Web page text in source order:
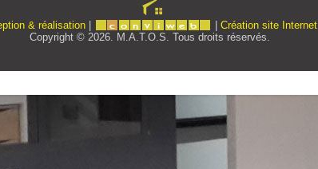
& réalisation Création site Internet
Copyright © 2026. M.A.T.O.S. Tous droits réservés.